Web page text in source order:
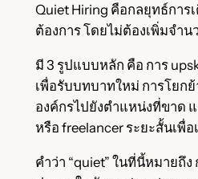
Quiet Hiring คือกลยุทธ์การ
ต้องการ โดยไม่ต้องเพิ่มจำ
มี 3 รูปแบบหลัก คือ การ
เพื่อรับบทบาทใหม่ การโยก
องค์กรไปยังตำแหน่งที่ขาด
หรือ freelancer ระยะสั้นเพื่
คำว่า “quiet” ในที่นี้หมายถึ